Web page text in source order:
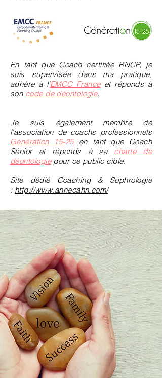
En tant que Coach certifiée RNCP, je
suis supervisée dans ma pratique,
adhère à l'EMCC Franceet réponds à
son code de déontologie.
Je suis également membre de
l'association de coachs professionnels
Génération 15-25en tant que Coach
Sénior et réponds à sa charte de
déontologiepour ce public cible.
Site dédié Coaching & Sophrologie
: http://www.annecahn.com/